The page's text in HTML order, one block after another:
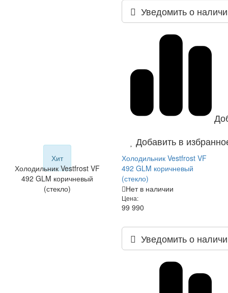
Уведомить о
Добавить в
Хит
Холодильник Vestfrost VF
492 GLM коричневый
(стекло)
Холодильник Vestfrost VF
492 GLM коричневый
(стекло)
Нет в наличии
Цена:
99 990
Уведомить о